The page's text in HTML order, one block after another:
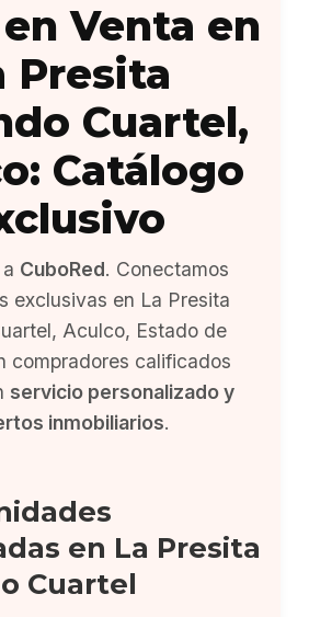
Venta en
Presita
Cuartel,
Catálogo
CuboRed. Conectamos
exclusivas en La Presita
Aculco, Estado de
compradores calificados
servicio personalizado y
inmobiliarios.
en La Presita
Cuartel